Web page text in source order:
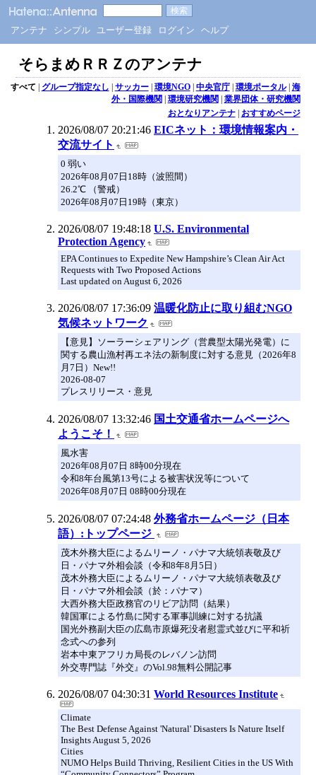
アンテナ シンプル ユーザー登録 ログイン ヘルプ
そらまめＲＲＺのアンテナ
すべて | グループ指定なし | サッカー| 環境NGO| 中央官庁| 環境ポータル| 海
外・国際機関 | 環境研究機関 | 業界団体・研究機関
おとなりアンテナ| おすすめページ
2026/08/07 20:21:46 EICネット：環境情報案内・
交流サイト
0 弱い
2026年08月07日18時（波照間）
26.2℃ （警戒）
2026年08月07日19時（東京）
2026/08/07 19:48:18 U.S. Environmental
Protection Agency
EPA Continues to Expedite New Hampshire’s Clean Air Act
Requests with Two Proposed Actions
Last updated on August 6, 2026
2026/08/07 17:36:09 温暖化防止に取り組むNGO
気候ネットワーク
【意見】ソーラーシェアリング（営農型太陽光発電）に
関する農山漁村再エネ法の新制度に対する意見（2026年8
月7日）New!!
2026-08-07
プレスリリース・意見
2026/08/07 13:32:46 国土交通省ホームページへ
ようこそ！
風水害
2026年08月07日 8時00分現在
令和8年台風第13号による被害状況等について
2026年08月07日 08時00分現在
2026/08/07 07:24:48 外務省ホームページ（日本
語）:トップページ
茂木外務大臣によるムリーノ・パナマ大統領表敬及び
日・パナマ外相会談（令和8年8月5日）
茂木外務大臣によるムリーノ・パナマ大統領表敬及び
日・パナマ外相会談（於：パナマ）
大西外務大臣政務官のリビア訪問（結果）
韓国軍による竹島に関する軍事訓練に対する抗議
国光外務副大臣の広島市原爆死没者慰霊式並びに平和祈
念式への参列
岩本中東アフリカ局長のレバノン訪問
外交専門誌『外交』のVol.98無料公開記事
2026/08/07 04:30:31 World Resources Institute
Climate
The Best Defense Against 'Natural' Disasters Is Nature Itself
Insights August 5, 2026
Cities
NUMO Helps Build Thriving, Resilient Cities in the US With